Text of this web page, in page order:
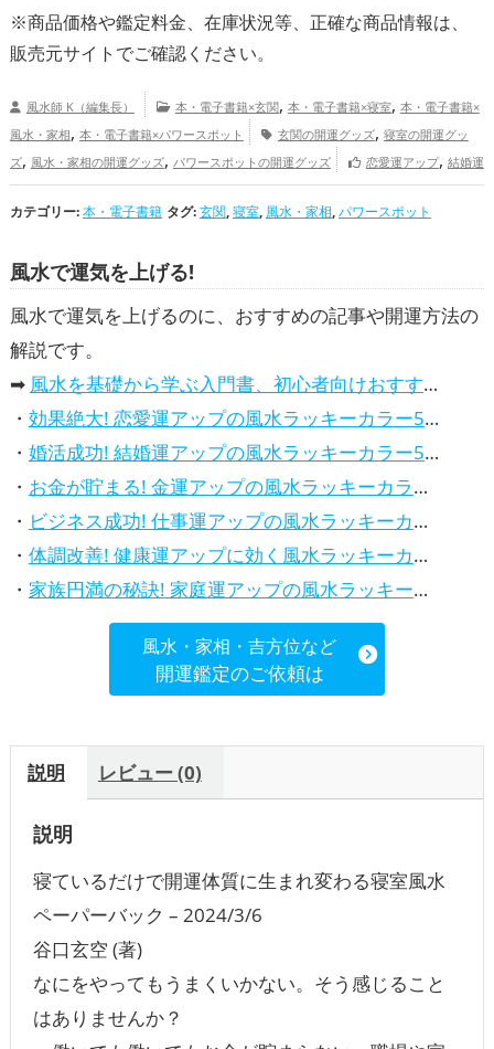
※商品価格や鑑定料金、在庫状況等、正確な商品情報は、
販売元サイトでご確認ください。
風水師 K（編集長） 本・電子書籍×玄関, 本・電子書籍×寝室, 本・電子書籍×
風水・家相, 本・電子書籍×パワースポット 玄関の開運グッズ, 寝室の開運グッ
ズ, 風水・家相の開運グッズ, パワースポットの開運グッズ 恋愛運アップ, 結婚運
アップ,金運アップ,仕事運アップ,健康運アップ,家庭運・家族運アップ,総合運・全
体運アップ
カテゴリー:本・電子書籍 タグ:玄関,寝室, 風水・家相,パワースポット
風水で運気を上げる!
風水で運気を上げるのに、おすすめの記事や開運方法の
解説です。
➡ 風水を基礎から学ぶ入門書、初心者向けおすすめ本
・ 効果絶大! 恋愛運アップの風水ラッキーカラー5選、解説付き
・ 婚活成功! 結婚運アップの風水ラッキーカラー5選、効果解説
・ お金が貯まる! 金運アップの風水ラッキーカラー5選、効果解説
・ ビジネス成功! 仕事運アップの風水ラッキーカラー5選、効果解説
・ 体調改善! 健康運アップに効く風水ラッキーカラー5選、効果と活用法を解説
・ 家族円満の秘訣! 家庭運アップの風水ラッキーカラー5選、効果解説
風水・家相・吉方位など
開運鑑定のご依頼は
説明 レビュー (0)
説明
寝ているだけで開運体質に生まれ変わる寝室風水
ペーパーバック – 2024/3/6
谷口玄空 (著)
なにをやってもうまくいかない。そう感じること
はありませんか？